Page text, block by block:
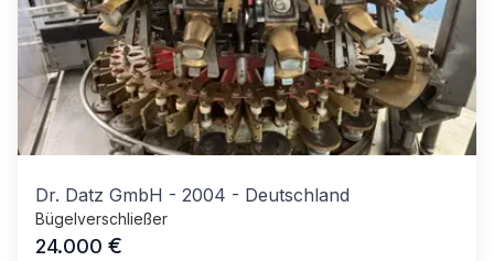
Dr. Datz GmbH - 2004 - Deutschland
Bügelverschließer
24.000 €